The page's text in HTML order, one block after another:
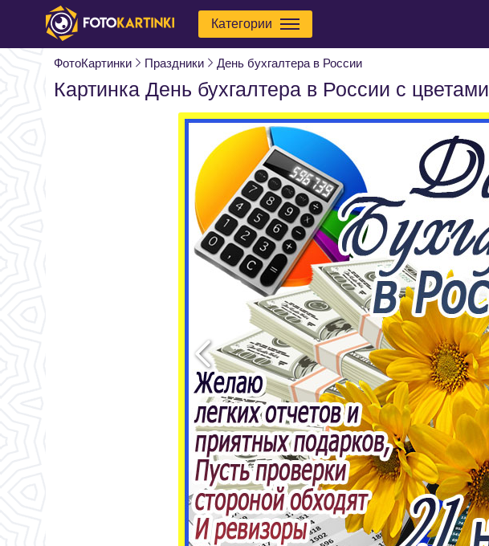
Категории
ФотоКартинки Праздники День бухгалтера в России
Картинка День бухгалтера в России с цветами